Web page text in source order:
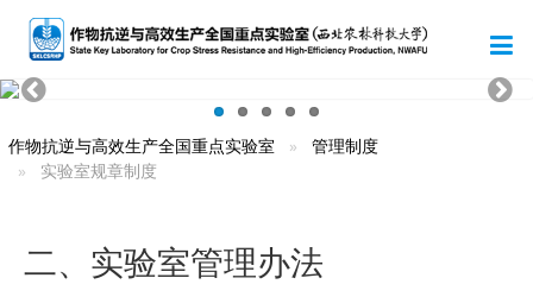
作物抗逆与高效生产全国重点实验室
管理制度
实验室规章制度
二、实验室管理办法